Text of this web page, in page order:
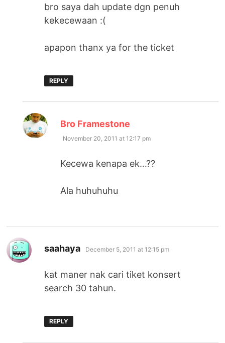
bro saya dah update dgn penuh
kekecewaan :(
apapon thanx ya for the ticket
REPLY
Bro Framestone
November 20, 2011 at 12:17 pm
Kecewa kenapa ek…??
Ala huhuhuhu
saahaya says:
December 5, 2011 at 12:15 pm
kat maner nak cari tiket konsert
search 30 tahun.
REPLY